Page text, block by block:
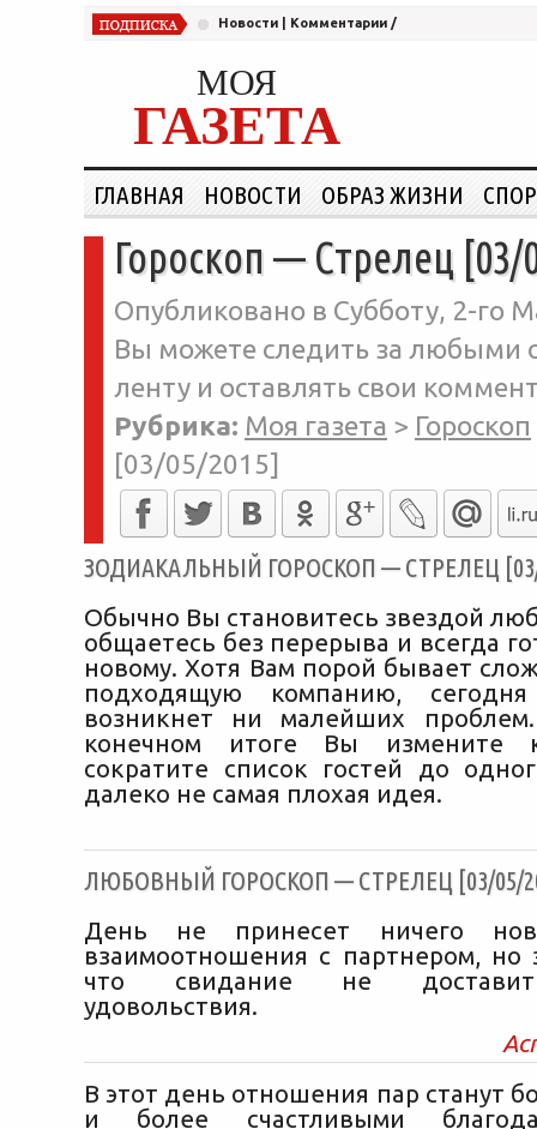
Новости Комментарии /
МОЯ
ГАЗЕТА
ГЛАВНАЯ НОВОСТИ ОБРАЗ ЖИЗНИ
Гороскоп — Стрелец [03/
Опубликовано в Субботу, 2-го
Вы можете следить за любыми
ленту и оставлять свои
Рубрика: Моя газета > Гороскоп
[03/05/2015]
ЗОДИАКАЛЬНЫЙ ГОРОСКОП — СТРЕЛЕЦ [03/
Обычно Вы становитесь звездой
общаетесь без перерыва и всегда
новому. Хотя Вам порой бывает
подходящую компанию,
возникнет ни малейших
конечном итоге Вы измените
сократите список гостей до
далеко не самая плохая идея.
ЛЮБОВНЫЙ ГОРОСКОП — СТРЕЛЕЦ [03/05/
День не принесет ничего
взаимоотношения с партнером, но
что свидание не доставит
удовольствия.
В этот день отношения пар станут
и более счастливыми